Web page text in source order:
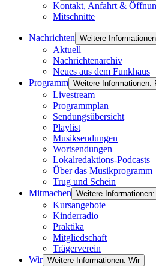
Kontakt, Anfahrt &
Mitschnitte
Nachrichten Weitere
Aktuell
Nachrichtenarchiv
Neues aus dem Funkhaus
Programm Weitere Informationen:
Livestream
Programmplan
Sendungsübersicht
Playlist
Musiksendungen
Wortsendungen
Lokalredaktions-Podcasts
Über das Musikprogramm
Trug und Schein
Mitmachen Weitere
Kursangebote
Kinderradio
Praktika
Mitgliedschaft
Trägerverein
Wir Weitere Informationen: Wir